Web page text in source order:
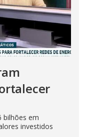
bilhões em
investidos